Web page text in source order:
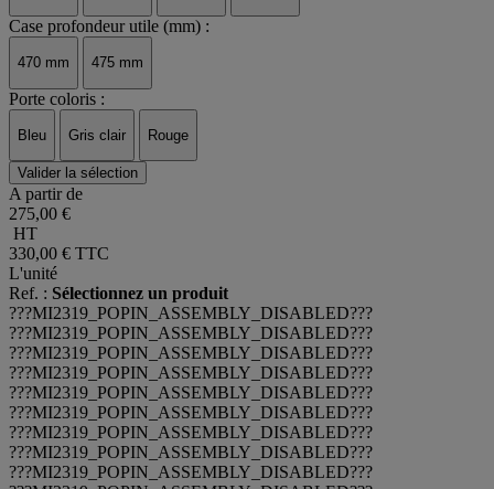
Case profondeur utile (mm) :
470 mm 475 mm
Porte coloris :
Bleu Gris clair Rouge
Valider la sélection
A partir de
275,00 €
HT
330,00 € TTC
L'unité
Ref. : Sélectionnez un produit
???MI2319_POPIN_ASSEMBLY_DISABLED???
???MI2319_POPIN_ASSEMBLY_DISABLED???
???MI2319_POPIN_ASSEMBLY_DISABLED???
???MI2319_POPIN_ASSEMBLY_DISABLED???
???MI2319_POPIN_ASSEMBLY_DISABLED???
???MI2319_POPIN_ASSEMBLY_DISABLED???
???MI2319_POPIN_ASSEMBLY_DISABLED???
???MI2319_POPIN_ASSEMBLY_DISABLED???
???MI2319_POPIN_ASSEMBLY_DISABLED???